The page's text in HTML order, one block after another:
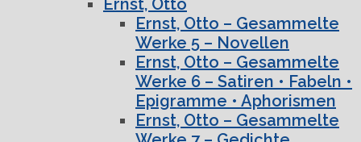
Ernst, Otto
Ernst, Otto – Gesammelte
Werke 5 – Novellen
Ernst, Otto – Gesammelte
Werke 6 – Satiren • Fabeln •
Epigramme • Aphorismen
Ernst, Otto – Gesammelte